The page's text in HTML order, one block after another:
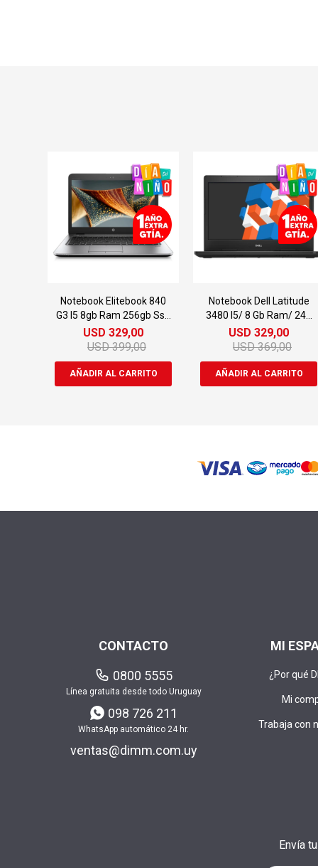
Notebook Elitebook 840
G3 I5 8gb Ram 256gb Ssd
14"
USD 329,00
USD 399,00
Notebook Dell Latitude
3480 I5/ 8 Gb Ram/ 240
Gb Ssd
USD 329,00
USD 369,00
MI
¿Por qué
Mi
Trabaja con
CONTACTO
0800 5555
Línea gratuita desde todo Uruguay
098 726 211
WhatsApp automático 24 hr.
ventas@dimm.com.uy
Envía